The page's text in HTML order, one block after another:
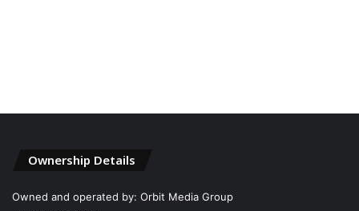
Ownership Details
Owned and operated by: Orbit Media Group